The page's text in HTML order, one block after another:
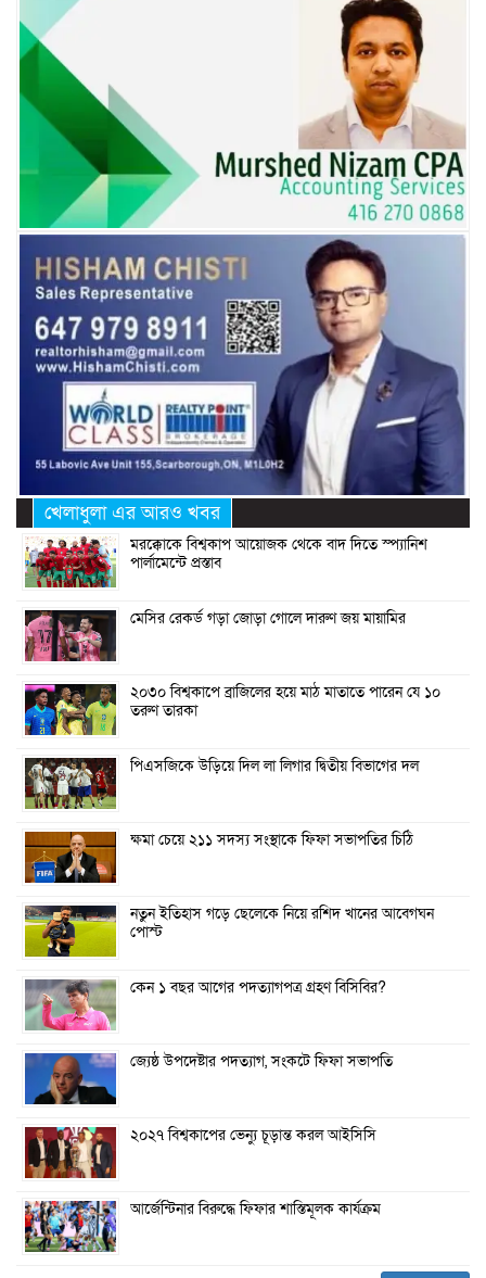
খেলাধুলা এর আরও খবর
মরক্কোকে বিশ্বকাপ আয়োজক থেকে বাদ দিতে স্প্যানিশ
পার্লামেন্টে প্রস্তাব
মেসির রেকর্ড গড়া জোড়া গোলে দারুণ জয় মায়ামির
২০৩০ বিশ্বকাপে ব্রাজিলের হয়ে মাঠ মাতাতে পারেন যে ১০
তরুণ তারকা
পিএসজিকে উড়িয়ে দিল লা লিগার দ্বিতীয় বিভাগের দল
ক্ষমা চেয়ে ২১১ সদস্য সংস্থাকে ফিফা সভাপতির চিঠি
নতুন ইতিহাস গড়ে ছেলেকে নিয়ে রশিদ খানের আবেগঘন
পোস্ট
কেন ১ বছর আগের পদত্যাগপত্র গ্রহণ বিসিবির?
জ্যেষ্ঠ উপদেষ্টার পদত্যাগ, সংকটে ফিফা সভাপতি
২০২৭ বিশ্বকাপের ভেন্যু চূড়ান্ত করল আইসিসি
আর্জেন্টিনার বিরুদ্ধে ফিফার শাস্তিমূলক কার্যক্রম